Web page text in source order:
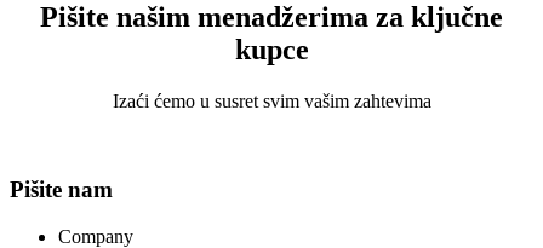
Pišite našim menadžerima za ključne
kupce
Izaći ćemo u susret svim vašim zahtevima
Pišite nam
Company